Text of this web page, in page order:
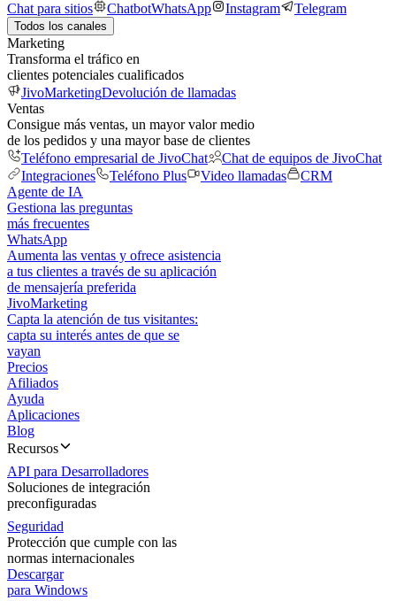
Chat para sitios
ChatbotWhatsApp Instagram Telegram
Todos los canales
Marketing
Transforma el tráfico en
clientes potenciales cualificados
JivoMarketingDevolución de llamadas
Ventas
Consigue más ventas, un mayor valor medio
de los pedidos y una mayor base de clientes
Teléfono empresarial de JivoChat
Chat de equipos de JivoChat
Integraciones
Teléfono Plus Video llamadas
CRM
Agente de IA
Gestiona las preguntas
más frecuentes
WhatsApp
Aumenta las ventas y ofrece asistencia
a tus clientes a través de su aplicación
de mensajería preferida
JivoMarketing
Capta la atención de tus visitantes:
capta su interés antes de que se
vayan
Precios
Afiliados
Ayuda
Aplicaciones
Blog
Recursos
API para Desarrolladores
Soluciones de integración
preconfiguradas
Seguridad
Protección que cumple con las
normas internacionales
Descargar
para Windows